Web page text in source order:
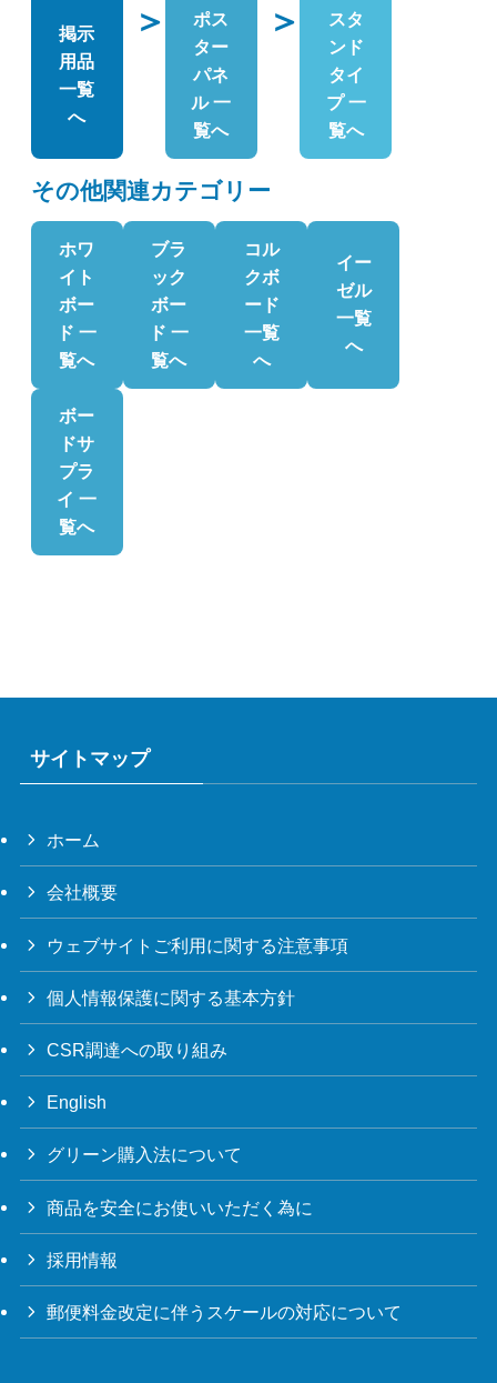
掲示
用品
一覧
へ
＞
ポス
ター
パネ
ル 一
覧へ
＞
スタ
ンド
タイ
プ 一
覧へ
その他関連カテゴリー
ホワ
イト
ボー
ド 一
覧へ
ブラ
ック
ボー
ド 一
覧へ
コル
クボ
ード
一覧
へ
イー
ゼル
一覧
へ
ボー
ドサ
プラ
イ 一
覧へ
サイトマップ
ホーム
会社概要
ウェブサイトご利用に関する注意事項
個人情報保護に関する基本方針
CSR調達への取り組み
English
グリーン購入法について
商品を安全にお使いいただく為に
採用情報
郵便料金改定に伴うスケールの対応について